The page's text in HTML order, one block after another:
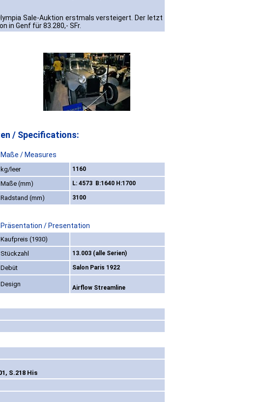
Sale-Auktion erstmals versteigert. Der letzt
in Genf für 83.280,- SFr.
/ Specifications:
Maße / Measures
kg/leer 1160
Maße (mm) L: 4573 B:1640 H:1700
Radstand (mm) 3100
Präsentation / Presentation
Kaufpreis (1930)
Stückzahl 13.003 (alle Serien)
Debüt Salon Paris 1922
Design Airflow Streamline
S.218 His